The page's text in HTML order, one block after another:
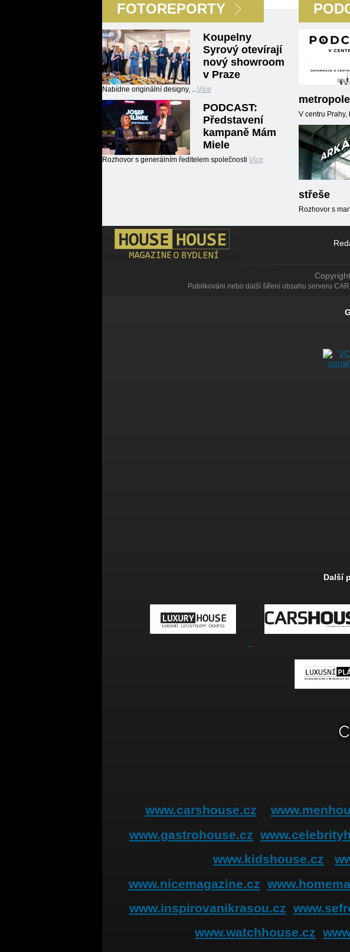
FOTOREPORTY
Koupelny
Syrový otevírají
nový showroom
v Praze
Nabídne originální designy, ...Více
PODCAST:
Představení
kampaně Mám
Miele
Rozhovor s generálním ředitelem společnosti Více
V centru Prahy,
střeše
Rozhovor s
Publikováni nebo další šíření obsahu serveru
Další
www.carshouse.cz
www.gastrohouse.cz
www.kidshouse.cz
www.nicemagazine.cz
www.inspirovanikrasou.cz
www.watchhouse.cz